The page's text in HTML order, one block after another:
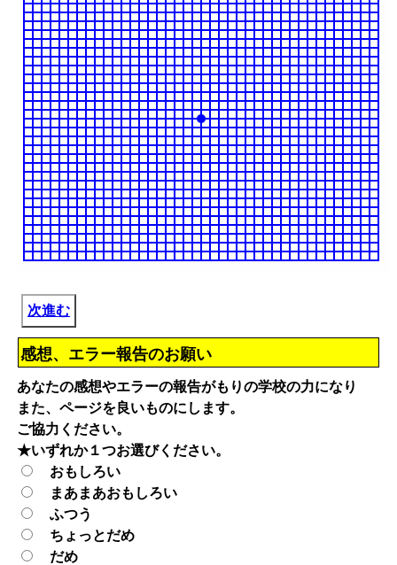
次進む
感想、エラー報告のお願い
あなたの感想やエラーの報告がもりの学校の力になり
また、ページを良いものにします。
ご協力ください。
★いずれか１つお選びください。
おもしろい
まあまあおもしろい
ふつう
ちょっとだめ
だめ